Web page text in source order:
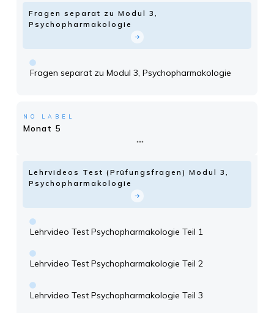
Fragen separat zu Modul 3,
Psychopharmakologie
Fragen separat zu Modul 3, Psychopharmakologie
NO LABEL
Monat 5
Lehrvideos Test (Prüfungsfragen) Modul 3,
Psychopharmakologie
Lehrvideo Test Psychopharmakologie Teil 1
Lehrvideo Test Psychopharmakologie Teil 2
Lehrvideo Test Psychopharmakologie Teil 3